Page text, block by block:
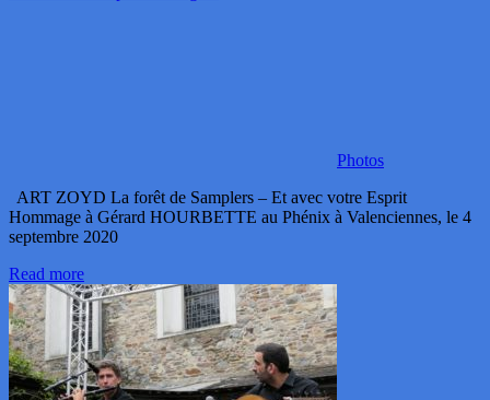
Photos
ART ZOYD La forêt de Samplers – Et avec votre Esprit
Hommage à Gérard HOURBETTE au Phénix à Valenciennes, le 4
septembre 2020
Read more